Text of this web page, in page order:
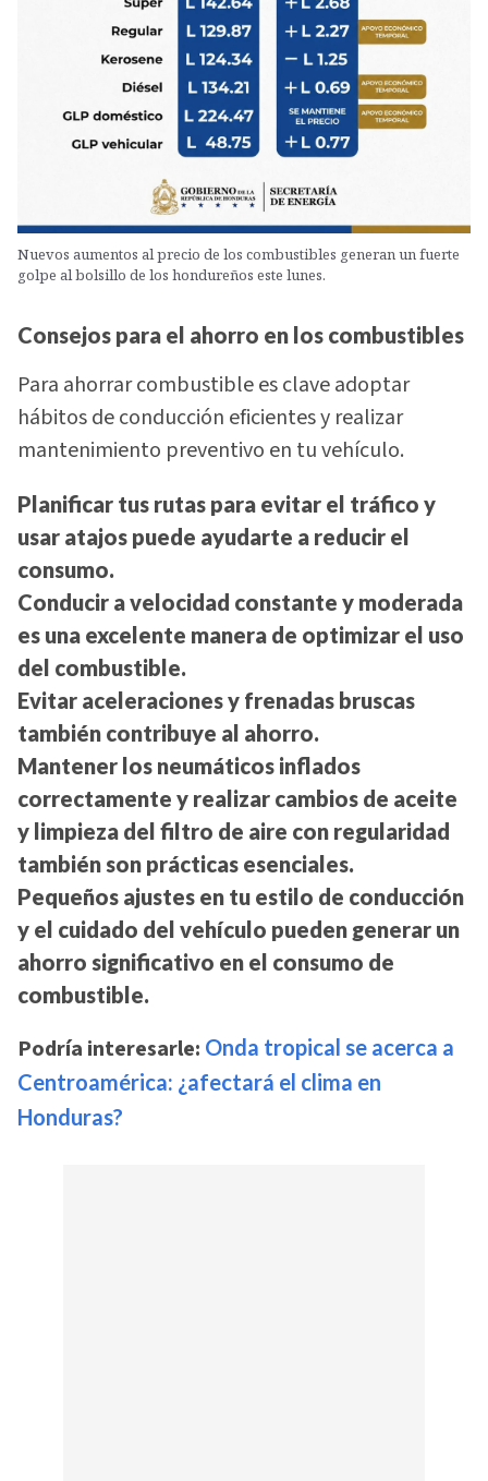
Nuevos aumentos al precio de los combustibles generan un fuerte
golpe al bolsillo de los hondureños este lunes.
Consejos para el ahorro en los combustibles
Para ahorrar combustible es clave adoptar
hábitos de conducción eficientes y realizar
mantenimiento preventivo en tu vehículo.
Planificar tus rutas para evitar el tráfico y
usar atajos puede ayudarte a reducir el
consumo.
Conducir a velocidad constante y moderada
es una excelente manera de optimizar el uso
del combustible.
Evitar aceleraciones y frenadas bruscas
también contribuye al ahorro.
Mantener los neumáticos inflados
correctamente y realizar cambios de aceite
y limpieza del filtro de aire con regularidad
también son prácticas esenciales.
Pequeños ajustes en tu estilo de conducción
y el cuidado del vehículo pueden generar un
ahorro significativo en el consumo de
combustible.
Podría interesarle: Onda tropical se acerca a
Centroamérica: ¿afectará el clima en
Honduras?